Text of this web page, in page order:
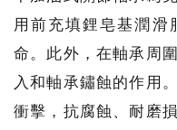
用前充填鋰皂基潤滑
命。此外，在軸承周
入和軸承鏽蝕的作用
衝擊，抗腐蝕、耐磨